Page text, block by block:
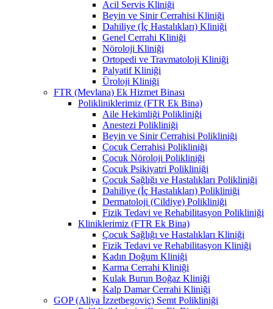
Acil Servis Kliniği
Beyin ve Sinir Cerrahisi Kliniği
Dahiliye (İç Hastalıkları) Kliniği
Genel Cerrahi Kliniği
Nöroloji Kliniği
Ortopedi ve Travmatoloji Kliniği
Palyatif Kliniği
Üroloji Kliniği
FTR (Mevlana) Ek Hizmet Binası
Polikliniklerimiz (FTR Ek Bina)
Aile Hekimliği Polikliniği
Anestezi Polikliniği
Beyin ve Sinir Cerrahisi Polikliniği
Çocuk Cerrahisi Polikliniği
Çocuk Nöroloji Polikliniği
Çocuk Psikiyatri Polikliniği
Çocuk Sağlığı ve Hastalıkları Polikliniği
Dahiliye (İç Hastalıkları) Polikliniği
Dermatoloji (Cildiye) Polikliniği
Fizik Tedavi ve Rehabilitasyon Polikliniği
Kliniklerimiz (FTR Ek Bina)
Çocuk Sağlığı ve Hastalıkları Kliniği
Fizik Tedavi ve Rehabilitasyon Kliniği
Kadın Doğum Kliniği
Karma Cerrahi Kliniği
Kulak Burun Boğaz Kliniği
Kalp Damar Cerrahi Kliniği
GOP (Aliya İzzetbegoviç) Semt Polikliniği